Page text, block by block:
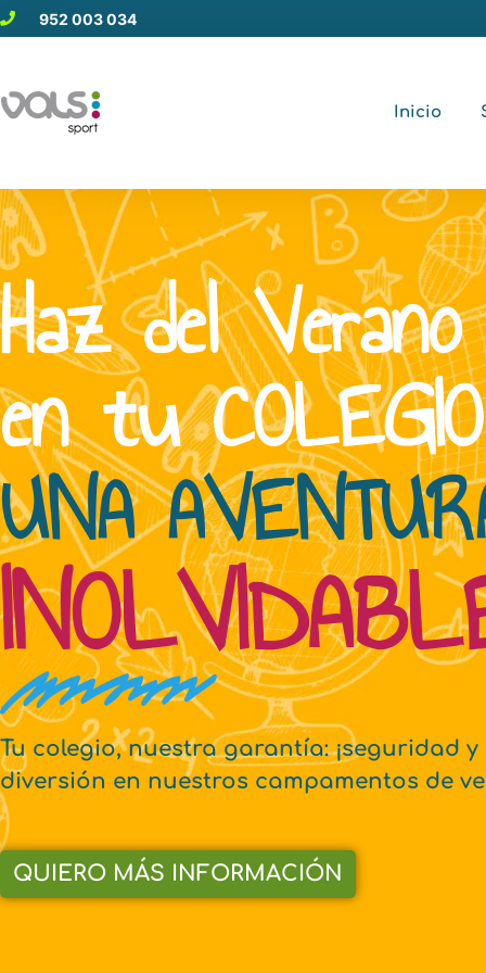
952 003 034
Inicio
Haz del Verano
en tu COLEGIO
UNA
Tu colegio, nuestra garantía: ¡seguridad y
diversión en nuestros campamentos de
QUIERO MÁS INFORMACIÓN